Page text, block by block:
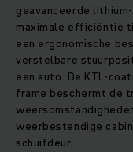
geavanceerde
maximale efficiëntie
een ergonomische
verstelbare
een auto. De KTL-
frame beschermt de
weerbestendige
schuifdeur.